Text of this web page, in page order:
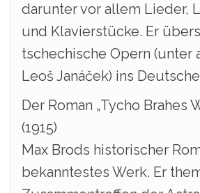
darunter vor allem Lieder,
und Klavierstücke. Er
tschechische Opern (unter
Leoš Janáček) ins
Der Roman „Tycho Brahes
(1915)
Max Brods historischer
bekanntestes Werk. Er